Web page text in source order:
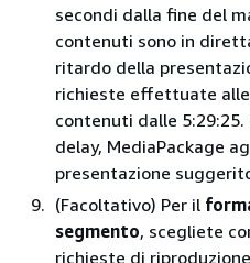
secondi dalla fine del
contenuti sono in
ritardo della
richieste effettuate alle
contenuti dalle
delay, MediaPackage
presentazione
(Facoltativo) Per il
segmento, scegliete
richieste di